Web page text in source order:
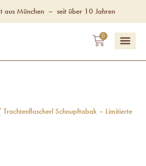
aus München – seit über 10 Jahren
0
Schnupftabak – Limitierte